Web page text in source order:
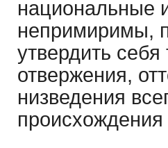
национальные
непримиримы,
утвердить себя
отвержения,
низведения